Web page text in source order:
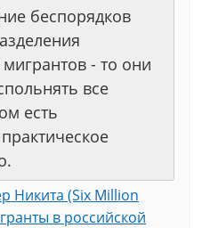
беспорядков
- то они
все
есть
Никита (Six Million
в российской